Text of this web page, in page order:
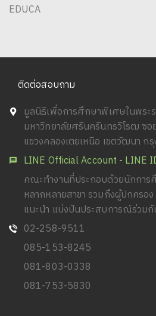
EDUCA
ติดต่อสอบถาม
มูลนิธิเพื่อการศึกษาพิเศษในพระ
มหาวิทยาลัยศรีนครินทรวิโรฒ ซ
แขวงคลองเตยเหนือ เขตวัฒนา ก
LINE Official Account - LINE
คณะทำงานที่ประกอบด้วยนักกา
หลากหลายสาขา รวมถึงผู้ปกครอ
แนะนำ แบ่งปันประสบการณ์ร่วม
02-258-9511
085-153-8245
081-803-0338
081-753-5830